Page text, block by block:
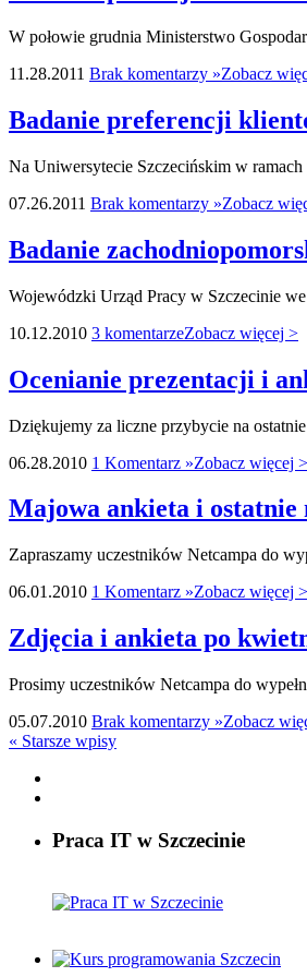
W połowie grudnia Ministerstwo
11.28.2011 Brak komentarzy »Zobacz
Badanie preferencji
Na Uniwersytecie Szczecińskim w
07.26.2011 Brak komentarzy »Zobacz
Badanie
Wojewódzki Urząd Pracy w Szczecinie
10.12.2010 3 komentarzeZobacz więcej >
Ocenianie prezentacji i
Dziękujemy za liczne przybycie na
06.28.2010 1 Komentarz »Zobacz więcej >
Majowa ankieta i ostatnie
Zapraszamy uczestników Netcampa do
06.01.2010 1 Komentarz »Zobacz więcej >
Zdjęcia i ankieta po
Prosimy uczestników Netcampa do
05.07.2010 Brak komentarzy »Zobacz
« Starsze wpisy
Praca IT w Szczecinie